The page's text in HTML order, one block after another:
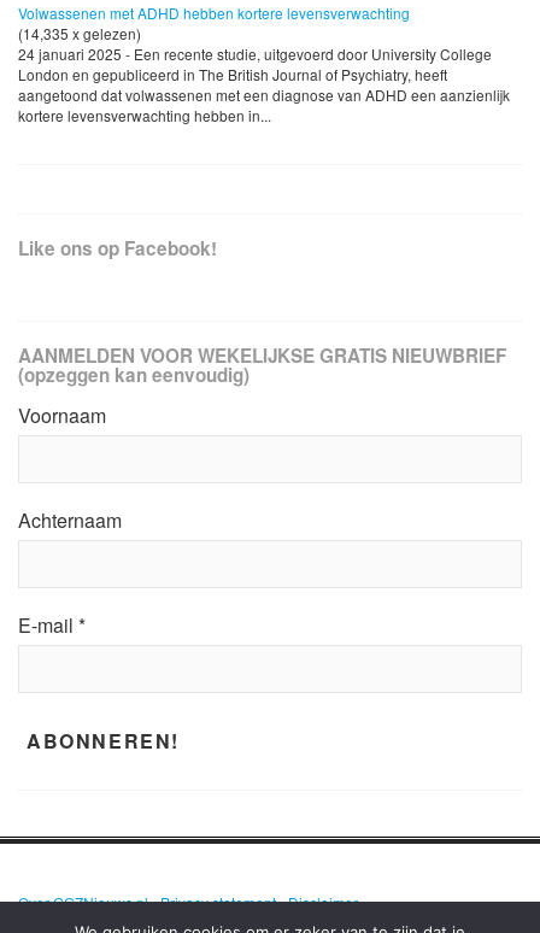
Volwassenen met ADHD hebben kortere levensverwachting
(14,335 x gelezen)
24 januari 2025 - Een recente studie, uitgevoerd door University College
London en gepubliceerd in The British Journal of Psychiatry, heeft
aangetoond dat volwassenen met een diagnose van ADHD een aanzienlijk
kortere levensverwachting hebben in...
Like ons op Facebook!
AANMELDEN VOOR WEKELIJKSE GRATIS NIEUWBRIEF
(opzeggen kan eenvoudig)
Voornaam
Achternaam
E-mail *
Over GGZNieuws.nl•Privacy statement•Disclaimer